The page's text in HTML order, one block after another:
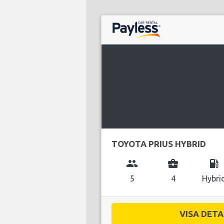
TOYOTA PRIUS HYBRID
group
5
business_center
4
local_gas_station
Hybrid
VISA